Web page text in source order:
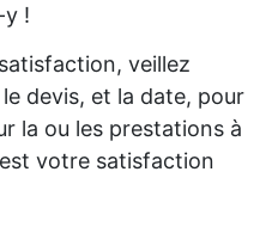
y !
veillez
devis, et la date, pour
la ou les prestations à
votre satisfaction